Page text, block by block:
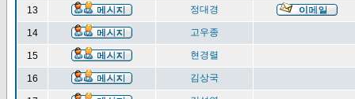
13 정대경
14 고우종
15 현경렬
16 김상국